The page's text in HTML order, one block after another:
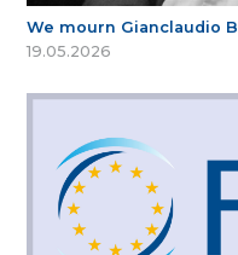
We mourn Gianclaudio
19.05.2026